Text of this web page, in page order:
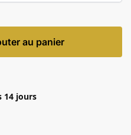
au panier
14 jours